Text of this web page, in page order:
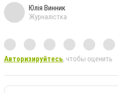
Юлія Винник
Журналістка
Авторизируйтесь, чтобы оценить